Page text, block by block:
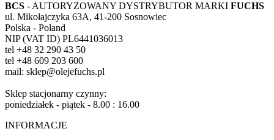
BCS - AUTORYZOWANY DYSTRYBUTOR MARKI FUCHS
ul. Mikołajczyka 63A, 41-200 Sosnowiec
Polska - Poland
NIP (VAT ID) PL6441036013
tel +48 32 290 43 50
tel +48 609 203 600
mail: sklep@olejefuchs.pl
Sklep stacjonarny czynny:
poniedziałek - piątek - 8.00 : 16.00
INFORMACJE